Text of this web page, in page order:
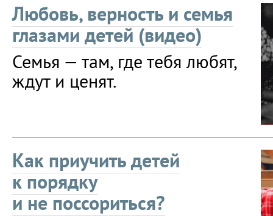
Любовь, верность и семья
глазами детей (видео)
Семья — там, где тебя любят,
ждут и ценят.
Как приучить детей
к порядку
и не поссориться?